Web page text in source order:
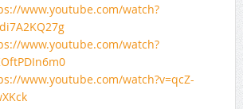
www.youtube.com/watch?
www.youtube.com/watch?
www.youtube.com/watch?v=qcZ-